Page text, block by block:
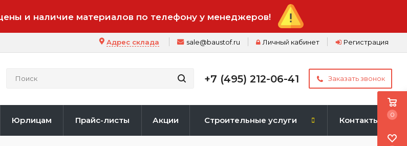
и наличие материалов по телефону у менеджеров!
Регистрация
Личный кабинет
sale@baustof.ru
Адрес склада
+7 (495) 212-06-41 Заказать звонок
Юрлицам Прайс-листы Акции Строительные услуги Контакты
0